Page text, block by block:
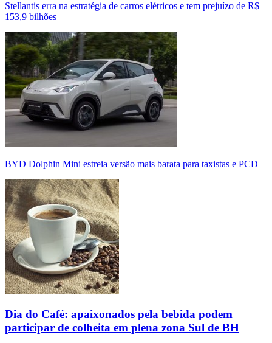
Stellantis erra na estratégia de carros elétricos e tem prejuízo de R$
153,9 bilhões
BYD Dolphin Mini estreia versão mais barata para taxistas e PCD
Dia do Café: apaixonados pela bebida podem
participar de colheita em plena zona Sul de BH